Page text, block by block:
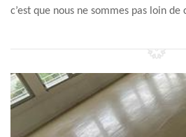
c’est que nous ne sommes pas loin de